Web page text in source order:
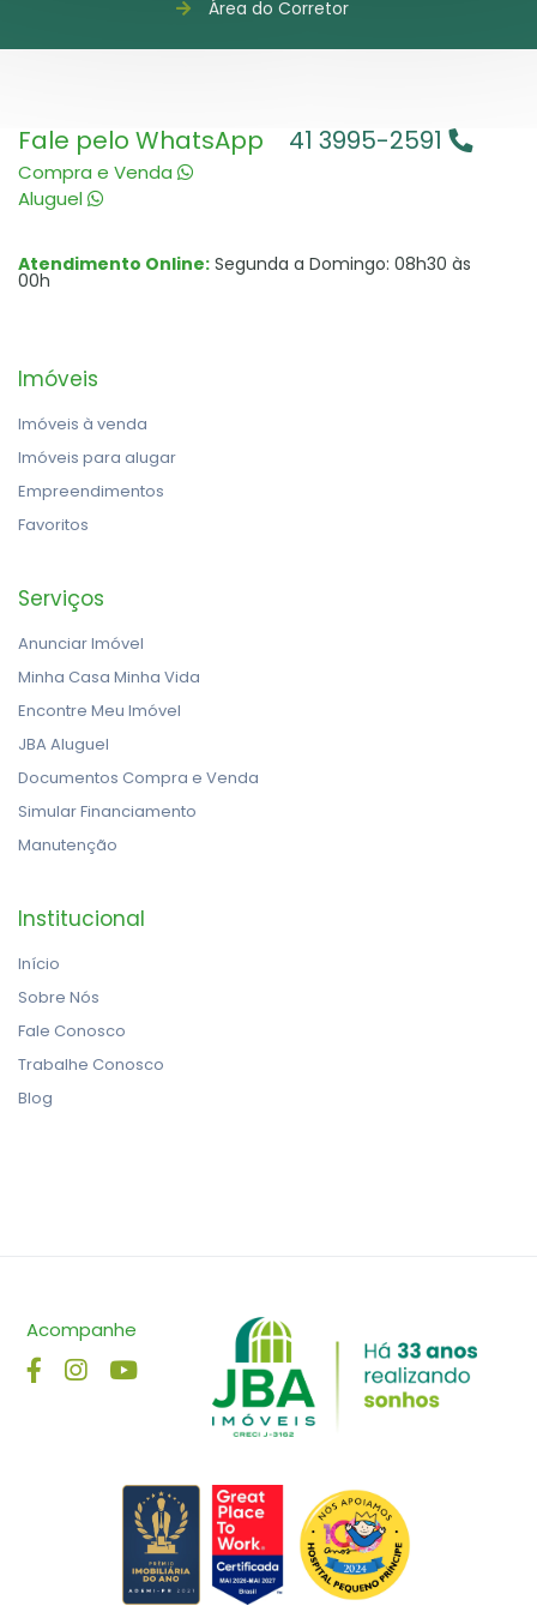
Área do Corretor
Fale pelo WhatsApp
Compra e Venda
Aluguel
41 3995-2591
Atendimento Online: Segunda a Domingo: 08h30 às
00h
Imóveis
Imóveis à venda
Imóveis para alugar
Empreendimentos
Favoritos
Serviços
Anunciar Imóvel
Minha Casa Minha Vida
Encontre Meu Imóvel
JBA Aluguel
Documentos Compra e Venda
Simular Financiamento
Manutenção
Institucional
Início
Sobre Nós
Fale Conosco
Trabalhe Conosco
Blog
Acompanhe